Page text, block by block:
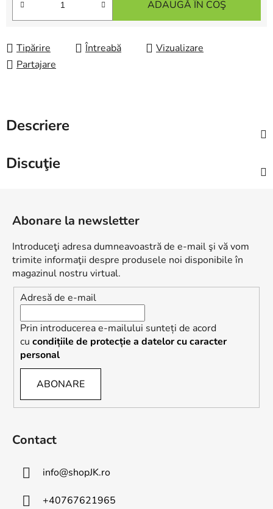
ADAUGĂ ÎN COŞ
Tipărire Întreabă
Vizualizare
Partajare
Descriere
Discuţie
Abonare la newsletter
Introduceţi adresa dumneavoastră de e-mail şi vă vom
trimite informaţii despre produsele noi disponibile în
magazinul nostru virtual.
Adresă de e-mail
Prin introducerea e-mailului sunteți de acord
cu condițiile de protecție a datelor cu caracter
personal
ABONARE
Contact
info@shopJK.ro
+40767621965